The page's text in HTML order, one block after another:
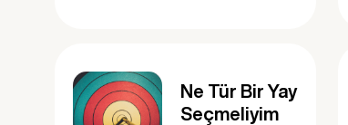
Ne Tür Bir Yay
Seçmeliyim